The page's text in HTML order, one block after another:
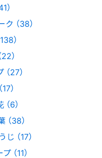
）
（38）
）
）
27）
）
6）
（38）
（17）
（11）